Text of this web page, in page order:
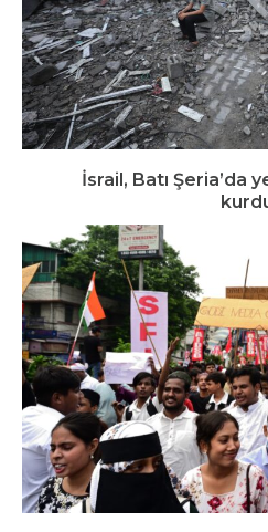
İsrail, Batı Şeria’da